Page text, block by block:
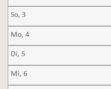
So, 3
Mo, 4
Di, 5
Mi, 6